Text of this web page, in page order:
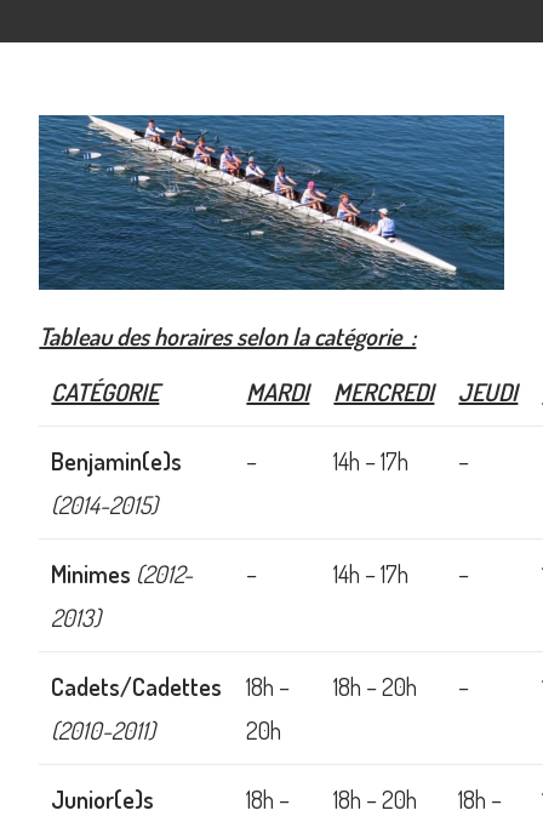
Tableau des horaires selon la catégorie :
CATÉGORIE
MARDI MERCREDI JEUDI
Benjamin(e)s
(2014-2015)
– 14h – 17h –
Minimes (2012-
2013)
– 14h – 17h –
Cadets/Cadettes
(2010-2011)
18h –
20h
18h – 20h –
Junior(e)s
18h –
18h – 20h
18h –